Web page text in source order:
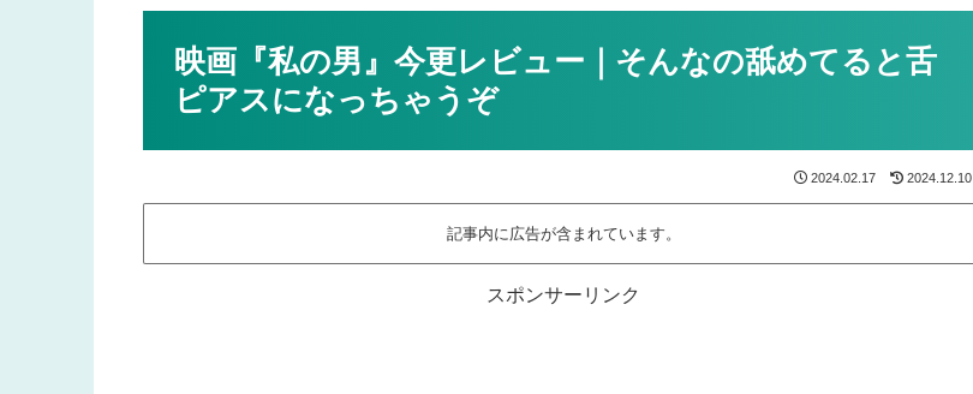
映画『私の男』今更レビュー｜そんなの舐めてると舌
ピアスになっちゃうぞ
2024.02.17 2024.12.10
記事内に広告が含まれています。
スポンサーリンク